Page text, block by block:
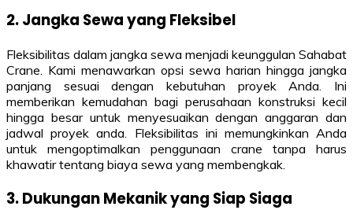
2. Jangka Sewa yang Fleksibel
Fleksibilitas dalam jangka sewa menjadi keunggulan Sahabat
Crane. Kami menawarkan opsi sewa harian hingga jangka
panjang sesuai dengan kebutuhan proyek Anda. Ini
memberikan kemudahan bagi perusahaan konstruksi kecil
hingga besar untuk menyesuaikan dengan anggaran dan
jadwal proyek anda. Fleksibilitas ini memungkinkan Anda
untuk mengoptimalkan penggunaan crane tanpa harus
khawatir tentang biaya sewa yang membengkak.
3. Dukungan Mekanik yang Siap Siaga